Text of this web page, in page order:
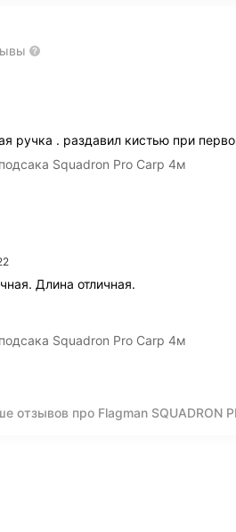
ручка . раздавил кистью при
Squadron Pro Carp 4м
Длина отличная.
Squadron Pro Carp 4м
отзывов про Flagman SQUADRON